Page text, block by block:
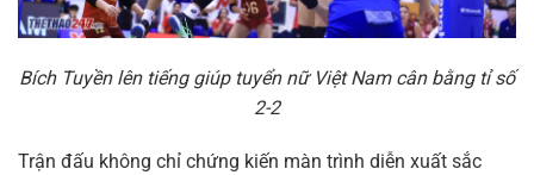
Bích Tuyền lên tiếng giúp tuyển nữ Việt Nam cân bằng tỉ số
2-2
Trận đấu không chỉ chứng kiến màn trình diễn xuất sắc